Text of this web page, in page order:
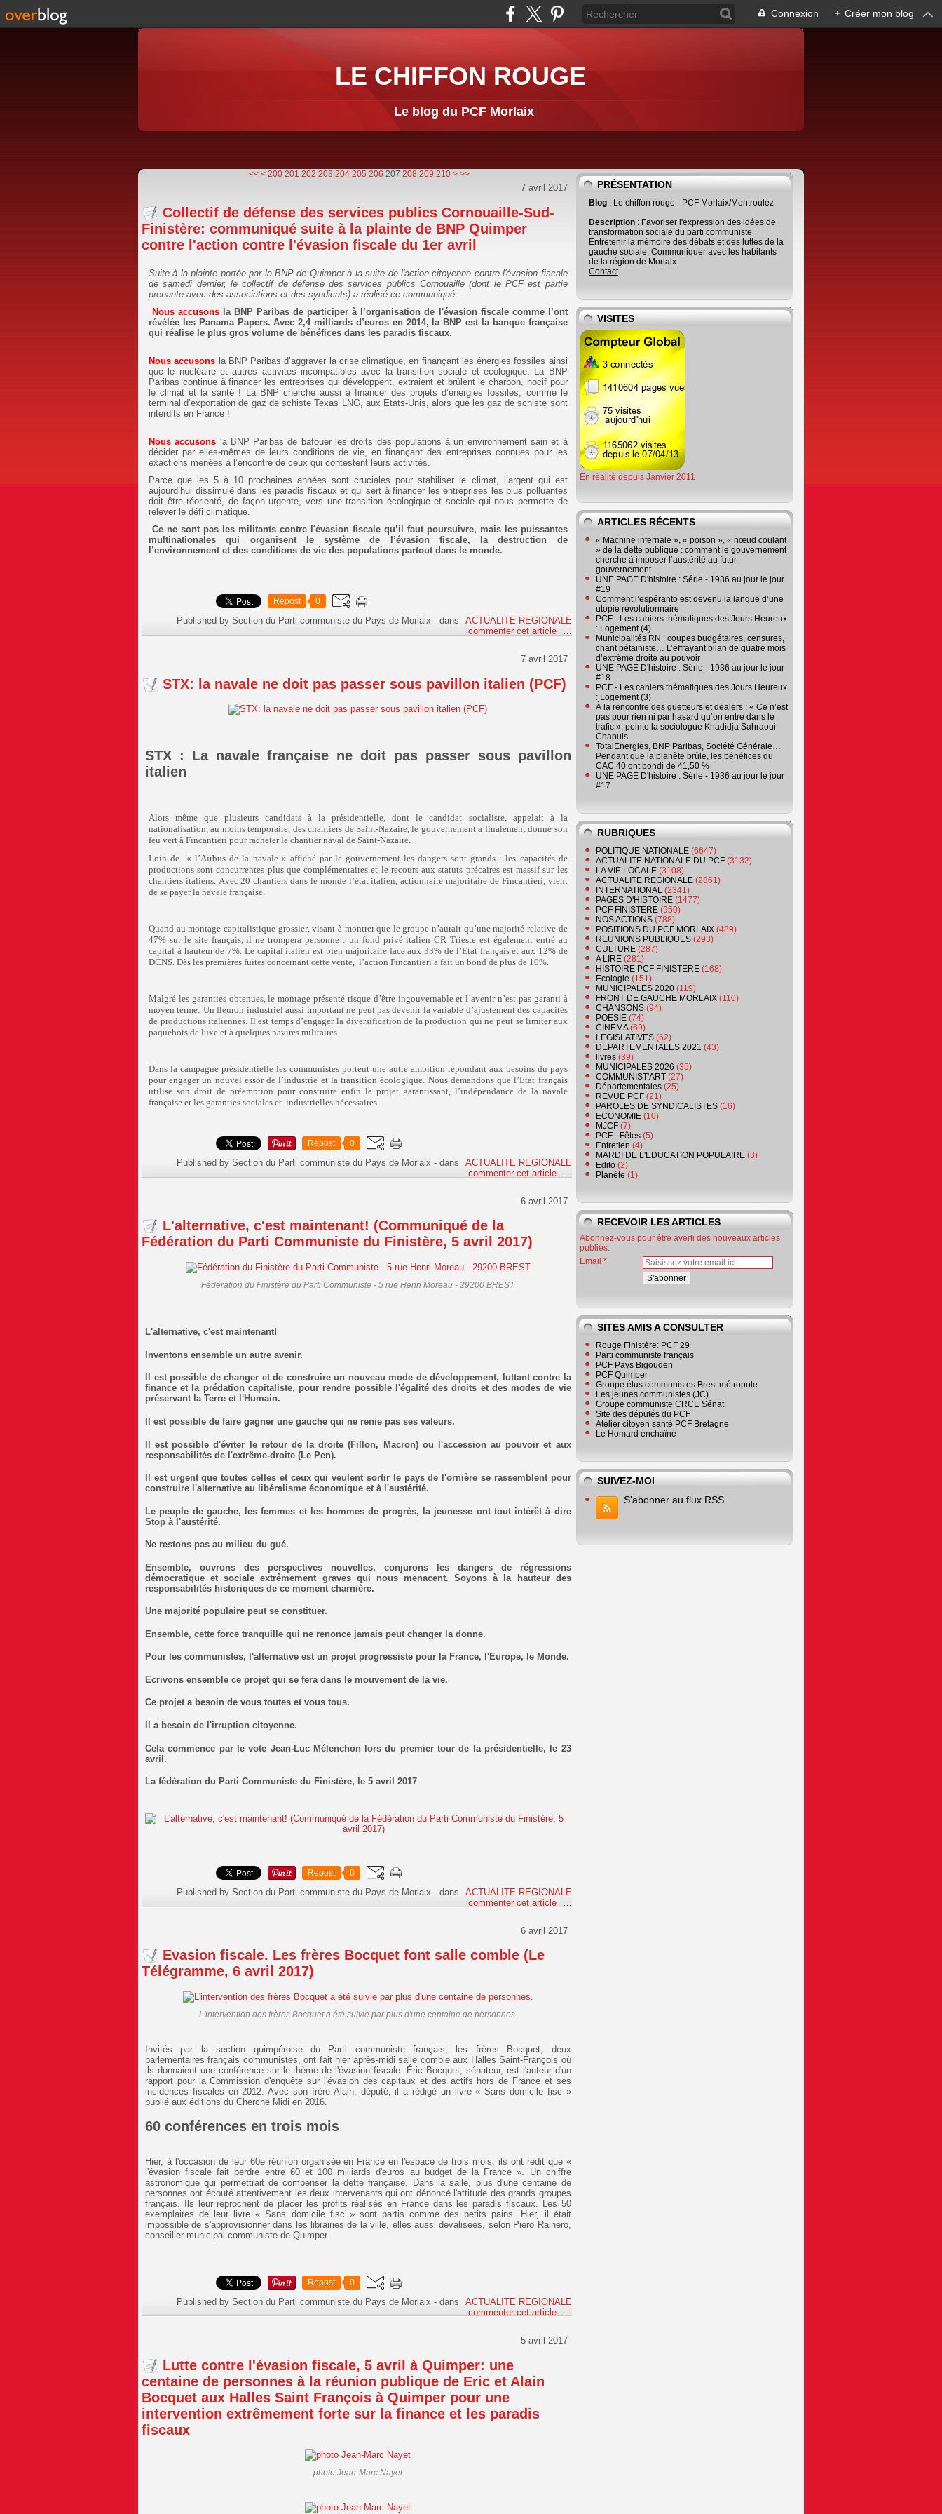
Connexion + Créer mon blog
LE CHIFFON ROUGE
Le blog du PCF Morlaix
<< < 200 201 202 203 204 205 206 207 208 209 210 220
230
240
250
260
270
280
> >>
7 avril 2017
Collectif de défense des services publics Cornouaille-Sud-
Finistère: communiqué suite à la plainte de BNP Quimper
contre l'action contre l'évasion fiscale du 1er avril
Suite à la plainte portée par la BNP de Quimper à la suite de l'action citoyenne contre l'évasion fiscale
de samedi dernier, le collectif de défense des services publics Cornouaille (dont le PCF est partie
prenante avec des associations et des syndicats) a réalisé ce communiqué..
Nous accusons la BNP Paribas de participer à l’organisation de l'évasion fiscale comme l’ont
révélée les Panama Papers. Avec 2,4 milliards d’euros en 2014, la BNP est la banque française
qui réalise le plus gros volume de bénéfices dans les paradis fiscaux.
Nous accusons la BNP Paribas d’aggraver la crise climatique, en finançant les énergies fossiles ainsi
que le nucléaire et autres activités incompatibles avec la transition sociale et écologique. La BNP
Paribas continue à financer les entreprises qui développent, extraient et brûlent le charbon, nocif pour
le climat et la santé ! La BNP cherche aussi à financer des projets d’énergies fossiles, comme le
terminal d’exportation de gaz de schiste Texas LNG, aux Etats-Unis, alors que les gaz de schiste sont
interdits en France !
Nous accusons la BNP Paribas de bafouer les droits des populations à un environnement sain et à
décider par elles-mêmes de leurs conditions de vie, en finançant des entreprises connues pour les
exactions menées à l’encontre de ceux qui contestent leurs activités.
Parce que les 5 à 10 prochaines années sont cruciales pour stabiliser le climat, l’argent qui est
aujourd’hui dissimulé dans les paradis fiscaux et qui sert à financer les entreprises les plus polluantes
doit être réorienté, de façon urgente, vers une transition écologique et sociale qui nous permette de
relever le défi climatique.
Ce ne sont pas les militants contre l'évasion fiscale qu’il faut poursuivre, mais les puissantes
multinationales qui organisent le système de l’évasion fiscale, la destruction de
l’environnement et des conditions de vie des populations partout dans le monde.
Repost 0
Published by Section du Parti communiste du Pays de Morlaix -dans
ACTUALITE REGIONALE
commenter cet article
…
7 avril 2017
STX: la navale ne doit pas passer sous pavillon italien (PCF)
STX : La navale française ne doit pas passer sous pavillon
italien
Alors même que plusieurs candidats à la présidentielle, dont le candidat socialiste, appelait à la
nationalisation, au moins temporaire, des chantiers de Saint-Nazaire, le gouvernement a finalement donné son
feu vert à Fincantieri pour racheter le chantier naval de Saint-Nazaire.
Loin de « l’Airbus de la navale » affiché par le gouvernement les dangers sont grands : les capacités de
productions sont concurrentes plus que complémentaires et le recours aux statuts précaires est massif sur les
chantiers italiens. Avec 20 chantiers dans le monde l’état italien, actionnaire majoritaire de Fincantieri, vient
de se payer la navale française.
Quand au montage capitalistique grossier, visant à montrer que le groupe n’aurait qu’une majorité relative de
47% sur le site français, il ne trompera personne : un fond privé italien CR Trieste est également entré au
capital à hauteur de 7%. Le capital italien est bien majoritaire face aux 33% de l’Etat français et aux 12% de
DCNS. Dès les premières fuites concernant cette vente, l’action Fincantieri a fait un bond de plus de 10%.
Malgré les garanties obtenues, le montage présenté risque d’être ingouvernable et l’avenir n’est pas garanti à
moyen terme: Un fleuron industriel aussi important ne peut pas devenir la variable d’ajustement des capacités
de productions italiennes. Il est temps d’engager la diversification de la production qui ne peut se limiter aux
paquebots de luxe et à quelques navires militaires.
Dans la campagne présidentielle les communistes portent une autre ambition répondant aux besoins du pays
pour engager un nouvel essor de l’industrie et la transition écologique. Nous demandons que l’Etat français
utilise son droit de préemption pour construire enfin le projet garantissant, l’indépendance de la navale
française et les garanties sociales et industrielles nécessaires.
Repost 0
Published by Section du Parti communiste du Pays de Morlaix -dans
ACTUALITE REGIONALE
commenter cet article
6 avril 2017
L'alternative, c'est maintenant! (Communiqué de la
Fédération du Parti Communiste du Finistère, 5 avril 2017)
Fédération du Finistère du Parti Communiste - 5 rue Henri Moreau - 29200 BREST
L'alternative, c'est maintenant!
Inventons ensemble un autre avenir.
Il est possible de changer et de construire un nouveau mode de développement, luttant contre la
finance et la prédation capitaliste, pour rendre possible l'égalité des droits et des modes de vie
préservant la Terre et l'Humain.
Il est possible de faire gagner une gauche qui ne renie pas ses valeurs.
Il est possible d'éviter le retour de la droite (Fillon, Macron) ou l'accession au pouvoir et aux
responsabilités de l'extrême-droite (Le Pen).
Il est urgent que toutes celles et ceux qui veulent sortir le pays de l'ornière se rassemblent pour
construire l'alternative au libéralisme économique et à l'austérité.
Le peuple de gauche, les femmes et les hommes de progrès, la jeunesse ont tout intérêt à dire
Stop à l'austérité.
Ne restons pas au milieu du gué.
Ensemble, ouvrons des perspectives nouvelles, conjurons les dangers de régressions
démocratique et sociale extrêmement graves qui nous menacent. Soyons à la hauteur des
responsabilités historiques de ce moment charnière.
Une majorité populaire peut se constituer.
Ensemble, cette force tranquille qui ne renonce jamais peut changer la donne.
Pour les communistes, l'alternative est un projet progressiste pour la France, l'Europe, le Monde.
Ecrivons ensemble ce projet qui se fera dans le mouvement de la vie.
Ce projet a besoin de vous toutes et vous tous.
Il a besoin de l'irruption citoyenne.
Cela commence par le vote Jean-Luc Mélenchon lors du premier tour de la présidentielle, le 23
avril.
La fédération du Parti Communiste du Finistère, le 5 avril 2017
Repost 0
Published by Section du Parti communiste du Pays de Morlaix -dans
ACTUALITE REGIONALE
commenter cet article
6 avril 2017
Evasion fiscale. Les frères Bocquet font salle comble (Le
Télégramme, 6 avril 2017)
L'intervention des frères Bocquet a été suivie par plus d'une centaine de personnes.
Invités par la section quimpéroise du Parti communiste français, les frères Bocquet, deux
parlementaires français communistes, ont fait hier après-midi salle comble aux Halles Saint-François où
ils donnaient une conférence sur le thème de l'évasion fiscale. Éric Bocquet, sénateur, est l'auteur d'un
rapport pour la Commission d'enquête sur l'évasion des capitaux et des actifs hors de France et ses
incidences fiscales en 2012. Avec son frère Alain, député, il a rédigé un livre « Sans domicile fisc »
publié aux éditions du Cherche Midi en 2016.
60 conférences en trois mois
Hier, à l'occasion de leur 60e réunion organisée en France en l'espace de trois mois, ils ont redit que «
l'évasion fiscale fait perdre entre 60 et 100 milliards d'euros au budget de la France ». Un chiffre
astronomique qui permettrait de compenser la dette française. Dans la salle, plus d'une centaine de
personnes ont écouté attentivement les deux intervenants qui ont dénoncé l'attitude des grands groupes
français. Ils leur reprochent de placer les profits réalisés en France dans les paradis fiscaux. Les 50
exemplaires de leur livre « Sans domicile fisc » sont partis comme des petits pains. Hier, il était
impossible de s'approvisionner dans les librairies de la ville, elles aussi dévalisées, selon Piero Rainero,
conseiller municipal communiste de Quimper.
Repost 0
Published by Section du Parti communiste du Pays de Morlaix -dans
ACTUALITE REGIONALE
commenter cet article
…
5 avril 2017
Lutte contre l'évasion fiscale, 5 avril à Quimper: une
centaine de personnes à la réunion publique de Eric et Alain
Bocquet aux Halles Saint François à Quimper pour une
intervention extrêmement forte sur la finance et les paradis
fiscaux
photo Jean-Marc Nayet
PRÉSENTATION
Blog : Le chiffon rouge - PCF Morlaix/Montroulez
Description : Favoriser l'expression des idées de
transformation sociale du parti communiste.
Entretenir la mémoire des débats et des luttes de la
gauche sociale. Communiquer avec les habitants
de la région de Morlaix.
Contact
VISITES
En réalité depuis Janvier 2011
ARTICLES RÉCENTS
« Machine infernale », « poison », « nœud coulant
» de la dette publique : comment le gouvernement
cherche à imposer l’austérité au futur
gouvernement
UNE PAGE D'histoire : Série - 1936 au jour le jour
#19
Comment l’espéranto est devenu la langue d’une
utopie révolutionnaire
PCF - Les cahiers thématiques des Jours Heureux
: Logement (4)
Municipalités RN : coupes budgétaires, censures,
chant pétainiste… L’effrayant bilan de quatre mois
d’extrême droite au pouvoir
UNE PAGE D'histoire : Série - 1936 au jour le jour
#18
PCF - Les cahiers thématiques des Jours Heureux
: Logement (3)
À la rencontre des guetteurs et dealers : « Ce n’est
pas pour rien ni par hasard qu’on entre dans le
trafic », pointe la sociologue Khadidja Sahraoui-
Chapuis
TotalEnergies, BNP Paribas, Société Générale…
Pendant que la planète brûle, les bénéfices du
CAC 40 ont bondi de 41,50 %
UNE PAGE D'histoire : Série - 1936 au jour le jour
#17
RUBRIQUES
POLITIQUE NATIONALE (6647)
ACTUALITE NATIONALE DU PCF (3132)
LA VIE LOCALE (3108)
ACTUALITE REGIONALE (2861)
INTERNATIONAL (2341)
PAGES D'HISTOIRE (1477)
PCF FINISTERE (950)
NOS ACTIONS (788)
POSITIONS DU PCF MORLAIX (489)
REUNIONS PUBLIQUES (293)
CULTURE (287)
A LIRE (281)
HISTOIRE PCF FINISTERE (168)
Ecologie (151)
MUNICIPALES 2020 (119)
FRONT DE GAUCHE MORLAIX (110)
CHANSONS (94)
POESIE (74)
CINEMA(69)
LEGISLATIVES (62)
DEPARTEMENTALES 2021 (43)
livres (39)
MUNICIPALES 2026 (35)
COMMUNIST'ART (27)
Départementales (25)
REVUE PCF (21)
PAROLES DE SYNDICALISTES (16)
ECONOMIE (10)
MJCF (7)
PCF - Fêtes (5)
Entretien (4)
MARDI DE L'EDUCATION POPULAIRE (3)
Edito (2)
Planète (1)
RECEVOIR LES ARTICLES
Abonnez-vous pour être averti des nouveaux articles
publiés.
Email
SITES AMIS A CONSULTER
Rouge Finistère: PCF 29
Parti communiste français
PCF Pays Bigouden
PCF Quimper
Groupe élus communistes Brest métropole
Les jeunes communistes (JC)
Groupe communiste CRCE Sénat
Site des députés du PCF
Atelier citoyen santé PCF Bretagne
Le Homard enchaîné
SUIVEZ-MOI
S'abonner au flux RSS